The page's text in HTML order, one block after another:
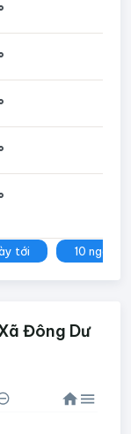
tới 10 ngày
Đông Dư